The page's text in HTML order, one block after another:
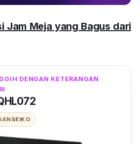
Jam Meja yang Bagus dari
DENGAN KETERANGAN
SEIKO